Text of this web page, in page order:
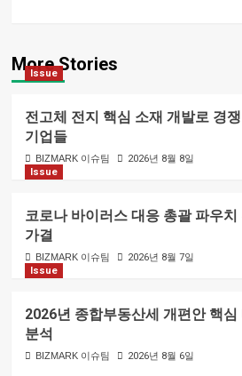
More Stories
Issue
전고체 전지 핵심 소재 개발로 경
기업들
BIZMARK 이슈팀
2026년 8월 8일
Issue
코로나 바이러스 대응 총괄 파우
가결
BIZMARK 이슈팀
2026년 8월 7일
Issue
2026년 종합부동산세 개편안 핵
분석
BIZMARK 이슈팀 2026년 8월 6일